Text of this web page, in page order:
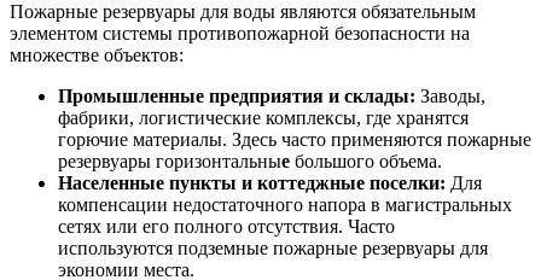
Пожарные резервуары для воды являются обязательным
элементом системы противопожарной безопасности на
множестве объектов:
Промышленные предприятия и склады: Заводы,
фабрики, логистические комплексы, где хранятся
горючие материалы. Здесь часто применяются пожарные
резервуары горизонтальные большого объема.
Населенные пункты и коттеджные поселки: Для
компенсации недостаточного напора в магистральных
сетях или его полного отсутствия. Часто
используются подземные пожарные резервуары для
экономии места.